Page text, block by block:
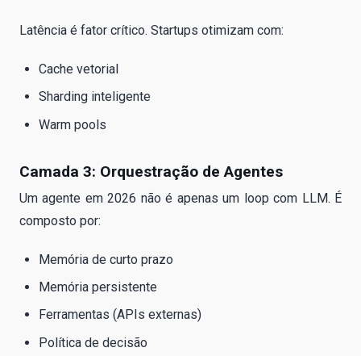
Latência é fator crítico. Startups otimizam com:
Cache vetorial
Sharding inteligente
Warm pools
Camada 3: Orquestração de Agentes
Um agente em 2026 não é apenas um loop com LLM. É
composto por:
Memória de curto prazo
Memória persistente
Ferramentas (APIs externas)
Política de decisão